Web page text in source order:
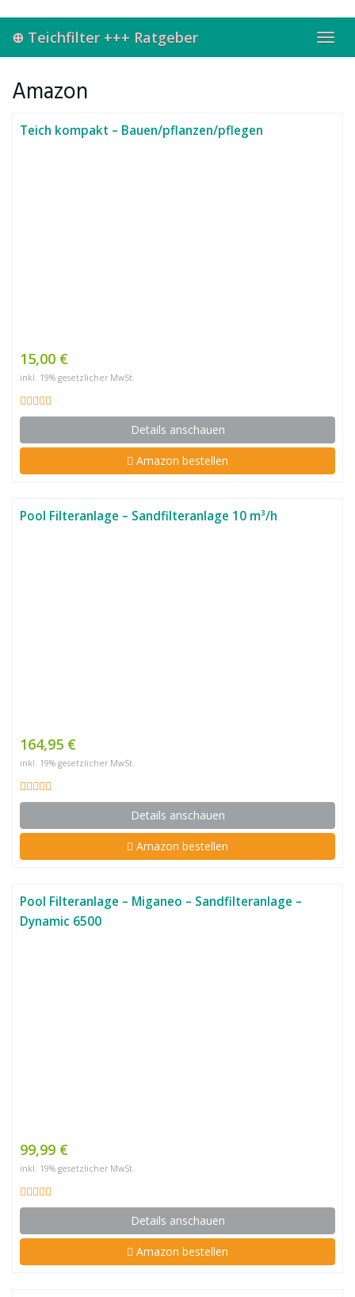
to
main
content
⊕ Teichfilter +++ Ratgeber
Amazon
Teich kompakt – Bauen/pflanzen/pflegen
15,00 €
inkl. 19% gesetzlicher MwSt.
Details anschauen
Amazon bestellen
Pool Filteranlage – Sandfilteranlage 10 m³/h
164,95 €
inkl. 19% gesetzlicher MwSt.
Details anschauen
Amazon bestellen
Pool Filteranlage – Miganeo – Sandfilteranlage –
Dynamic 6500
99,99 €
inkl. 19% gesetzlicher MwSt.
Details anschauen
Amazon bestellen